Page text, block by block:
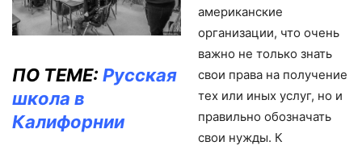
ПО ТЕМЕ: Русская
школа в
Калифорнии
американские
организации, что очень
важно не только знать
свои права на получение
тех или иных услуг, но и
правильно обозначать
свои нужды. К